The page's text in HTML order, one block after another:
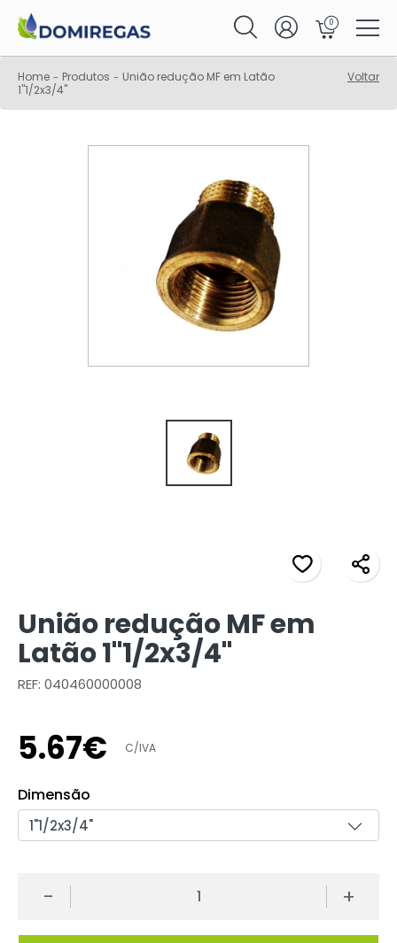
0
Home - Produtos - União redução MF em Latão
1"1/2x3/4"
Voltar
União redução MF em
Latão 1"1/2x3/4"
REF: 040460000008
5.67€ C/IVA
Dimensão
- +